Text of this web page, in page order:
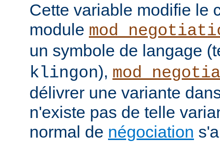
Cette variable modifie le
module
un symbole de langage
klingon),
délivrer une variante
n'existe pas de telle
normal de négociation